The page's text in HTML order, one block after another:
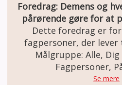
Foredrag: Demens og
pårørende gøre for at
Dette foredrag er
fagpersoner, der
hverdagen. Du får en
af, hvordan demens
søvn, uro og
Målgruppe: Alle,
Fagpersoner,
Se mere